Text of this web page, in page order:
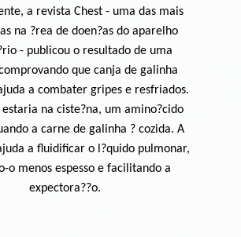
a revista Chest - uma das mais
na ?rea de doen?as do aparelho
- publicou o resultado de uma
que canja de galinha
a combater gripes e resfriados.
na ciste?na, um amino?cido
a carne de galinha ? cozida. A
a fluidificar o l?quido pulmonar,
o menos espesso e facilitando a
expectora??o.